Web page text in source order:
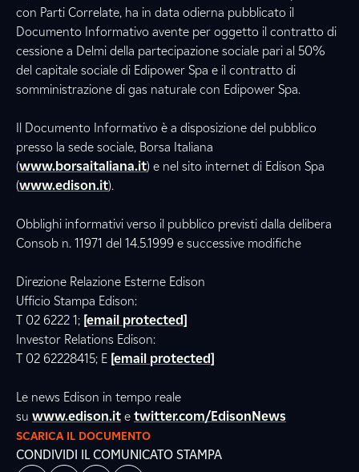
con Parti Correlate, ha in data odierna pubblicato il
Documento Informativo avente per oggetto il contratto di
cessione a Delmi della partecipazione sociale pari al 50%
del capitale sociale di Edipower Spa e il contratto di
somministrazione di gas naturale con Edipower Spa.
Il Documento Informativo è a disposizione del pubblico
presso la sede sociale, Borsa Italiana
(www.borsaitaliana.it) e nel sito internet di Edison Spa
(www.edison.it).
Obblighi informativi verso il pubblico previsti dalla delibera
Consob n. 11971 del 14.5.1999 e successive modifiche
Direzione Relazione Esterne Edison
Ufficio Stampa Edison:
T 02 6222 1; [email protected]
Investor Relations Edison:
T 02 62228415; E [email protected]
Le news Edison in tempo reale
su www.edison.it e twitter.com/EdisonNews
SCARICA IL DOCUMENTO
CONDIVIDI IL COMUNICATO STAMPA